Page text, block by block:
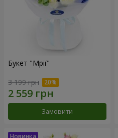
Букет "Мрії"
3 199 грн
Замовити